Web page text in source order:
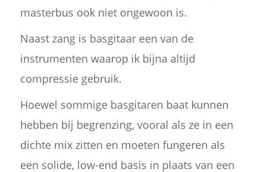
masterbus ook niet ongewoon is.
Naast zang is basgitaar een van de
instrumenten waarop ik bijna altijd
compressie gebruik.
Hoewel sommige basgitaren baat kunnen
hebben bij begrenzing, vooral als ze in een
dichte mix zitten en moeten fungeren als
een solide, low-end basis in plaats van een